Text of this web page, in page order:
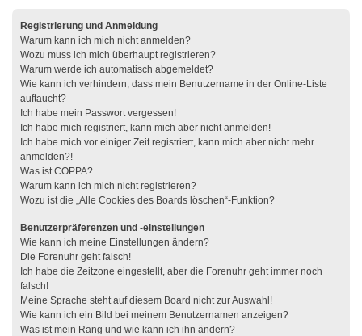
Registrierung und Anmeldung
Warum kann ich mich nicht anmelden?
Wozu muss ich mich überhaupt registrieren?
Warum werde ich automatisch abgemeldet?
Wie kann ich verhindern, dass mein Benutzername in der Online-Liste
auftaucht?
Ich habe mein Passwort vergessen!
Ich habe mich registriert, kann mich aber nicht anmelden!
Ich habe mich vor einiger Zeit registriert, kann mich aber nicht mehr
anmelden?!
Was ist COPPA?
Warum kann ich mich nicht registrieren?
Wozu ist die „Alle Cookies des Boards löschen“-Funktion?
Benutzerpräferenzen und -einstellungen
Wie kann ich meine Einstellungen ändern?
Die Forenuhr geht falsch!
Ich habe die Zeitzone eingestellt, aber die Forenuhr geht immer noch
falsch!
Meine Sprache steht auf diesem Board nicht zur Auswahl!
Wie kann ich ein Bild bei meinem Benutzernamen anzeigen?
Was ist mein Rang und wie kann ich ihn ändern?